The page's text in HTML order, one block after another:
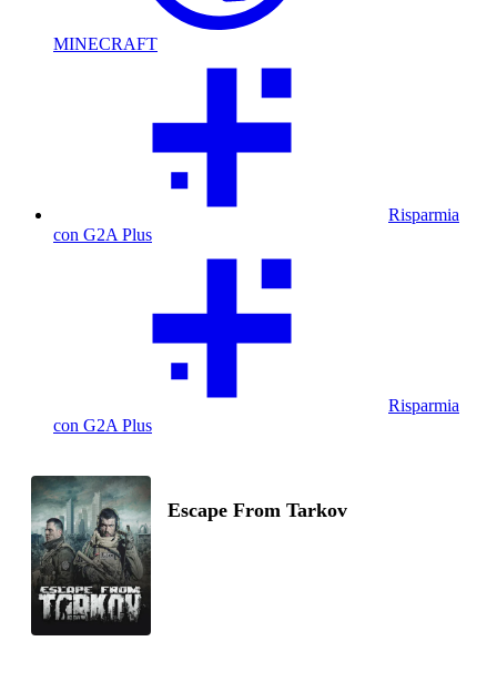
MINECRAFT
Risparmia
con G2A Plus
Risparmia
con G2A Plus
Escape From Tarkov